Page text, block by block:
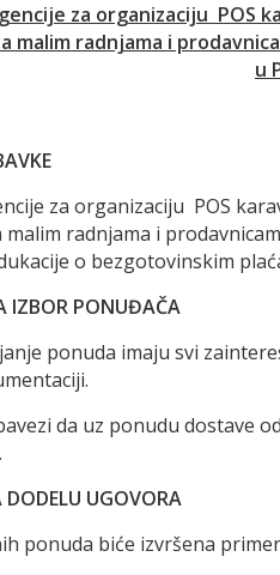
za organizaciju POS
malim radnjama i
u
za organizaciju POS
radnjama i
o bezgotovinskim
IZBOR PONUĐAČA
ponuda imaju svi
da uz ponudu dostave
DODELU UGOVORA
ponuda biće izvršena